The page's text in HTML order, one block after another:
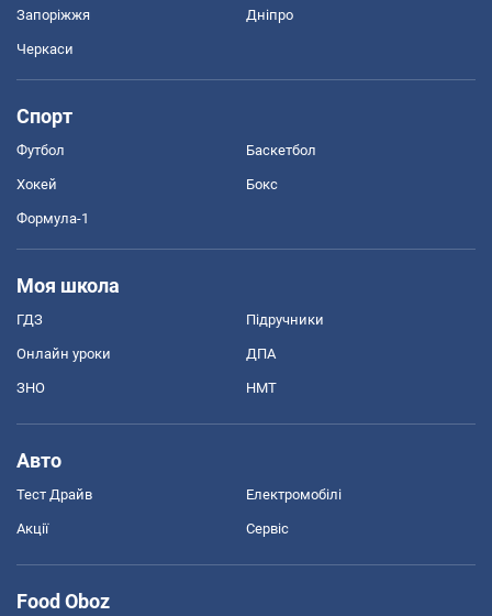
Запоріжжя Дніпро
Черкаси
Спорт
Футбол Баскетбол
Хокей Бокс
Формула-1
Моя школа
ГДЗ Підручники
Онлайн уроки ДПА
ЗНО НМТ
Авто
Тест Драйв Електромобілі
Акції Сервіс
Food Oboz